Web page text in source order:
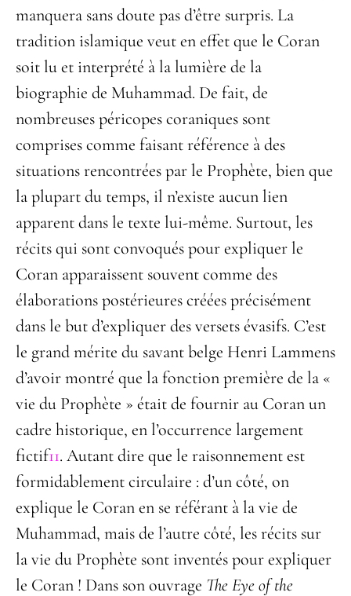
manquera sans doute pas d’être surpris. La
tradition islamique veut en effet que le Coran
soit lu et interprété à la lumière de la
biographie de Muhammad. De fait, de
nombreuses péricopes coraniques sont
comprises comme faisant référence à des
situations rencontrées par le Prophète, bien que
la plupart du temps, il n’existe aucun lien
apparent dans le texte lui-même. Surtout, les
récits qui sont convoqués pour expliquer le
Coran apparaissent souvent comme des
élaborations postérieures créées précisément
dans le but d’expliquer des versets évasifs. C’est
le grand mérite du savant belge Henri Lammens
d’avoir montré que la fonction première de la «
vie du Prophète » était de fournir au Coran un
cadre historique, en l’occurrence largement
fictif11. Autant dire que le raisonnement est
formidablement circulaire : d’un côté, on
explique le Coran en se référant à la vie de
Muhammad, mais de l’autre côté, les récits sur
la vie du Prophète sont inventés pour expliquer
le Coran ! Dans son ouvrage TheEye of the